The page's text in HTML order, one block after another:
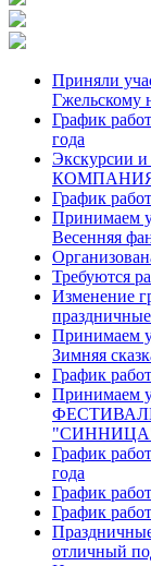
Приняли
Гжельскому
График
года
Экскурсии
График
Принимаем
Весенняя
Требуются
Изменение
Принимаем
Зимняя
График
График
года
График
График
отличный